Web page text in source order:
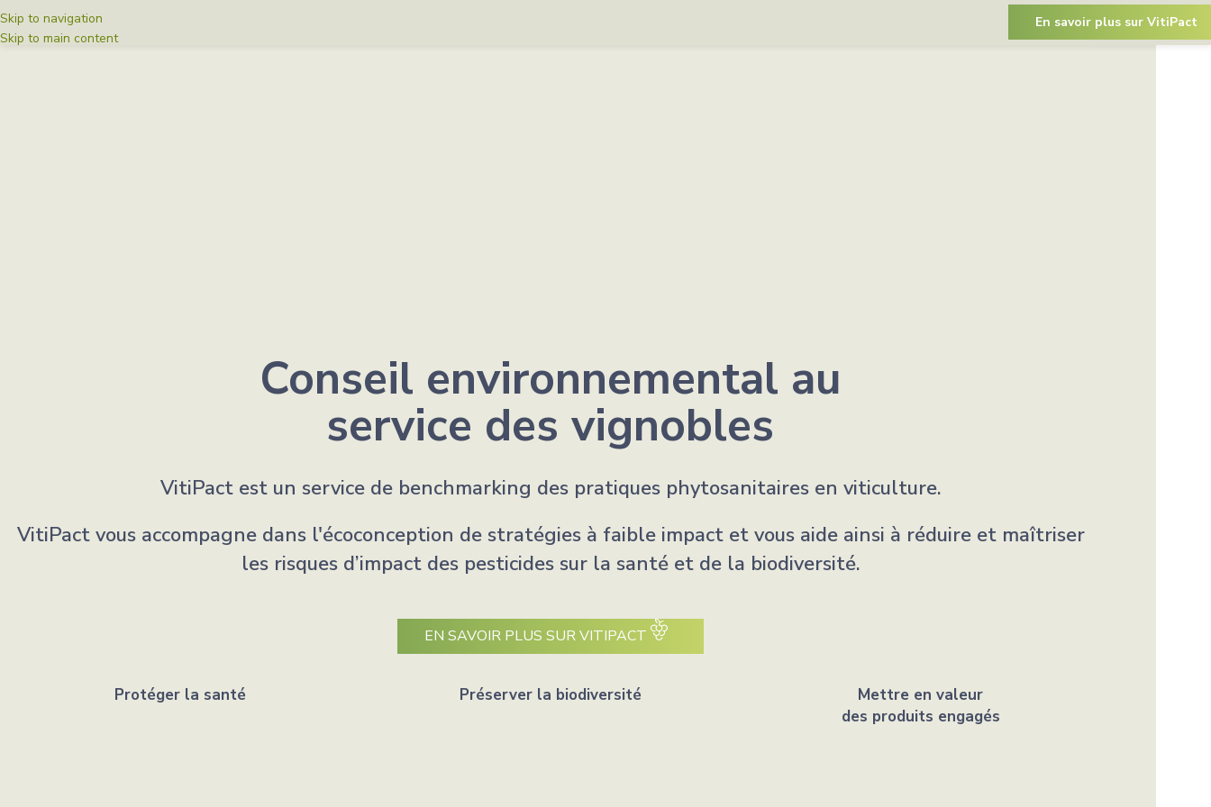
Skip to navigation
Skip to main content
En savoir plus sur VitiPact
Conseil environnemental au
service des vignobles
VitiPact est un service de benchmarking des pratiques phytosanitaires en viticulture.
VitiPact vous accompagne dans l'écoconception de stratégies à faible impact et vous aide ainsi à réduire et maîtriser
les risques d’impact des pesticides sur la santé et de la biodiversité.
EN SAVOIR PLUS SUR VITIPACT
Protéger la santé Préserver la biodiversité
Mettre en valeur
des produits engagés